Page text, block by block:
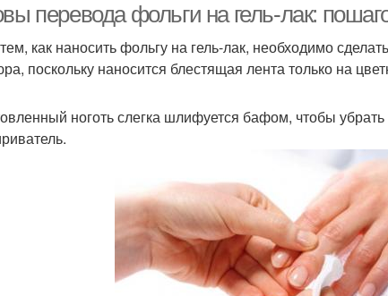
перевода фольги на гель-лак:
как наносить фольгу на гель-лак, необходимо
поскольку наносится блестящая лента только на
ноготь слегка шлифуется бафом, чтобы